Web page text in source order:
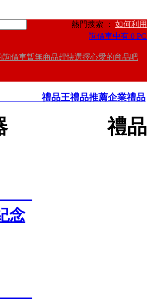
熱門搜索 ： 如何利
詢價車中有 0
詢價車暫無商品趕快選擇心愛的商品吧
禮品王禮品推薦企業禮品
器 禮品王
念